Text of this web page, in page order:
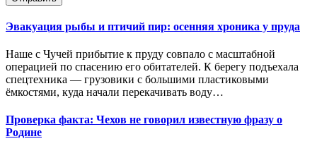
Эвакуация рыбы и птичий пир: осенняя хроника у пруда
Наше с Чучей прибытие к пруду совпало с масштабной
операцией по спасению его обитателей. К берегу подъехала
спецтехника — грузовики с большими пластиковыми
ёмкостями, куда начали перекачивать воду…
Проверка факта: Чехов не говорил известную фразу о
Родине